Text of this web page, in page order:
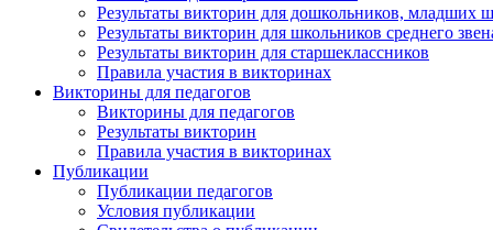
Результаты викторин для дошкольников, младших
Результаты викторин для школьников среднего
Результаты викторин для старшеклассников
Правила участия в викторинах
Викторины для педагогов
Викторины для педагогов
Результаты викторин
Правила участия в викторинах
Публикации
Публикации педагогов
Условия публикации